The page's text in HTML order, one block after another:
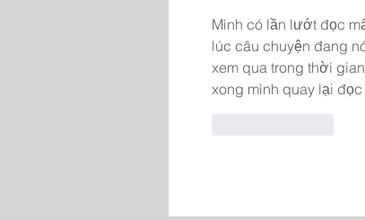
Mình có lần lướt đọc
lúc câu chuyện đang
xem qua trong thời
xong mình quay lại